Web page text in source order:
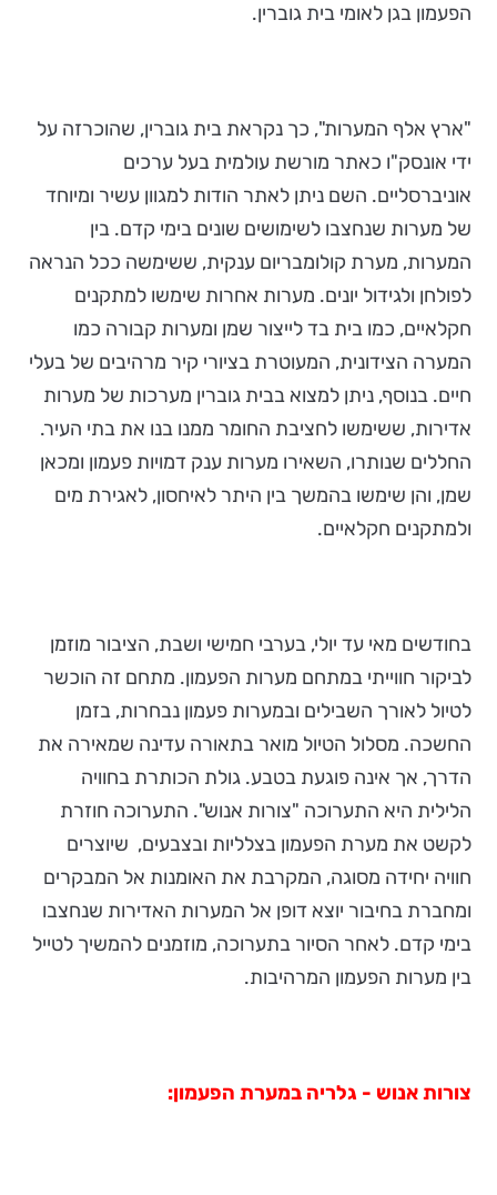
הפעמון בגן לאומי בית גוברין.
"ארץ אלף המערות", כך נקראת בית גוברין, שהוכרזה על
ידי אונסק"ו כאתר מורשת עולמית בעל ערכים
אוניברסליים. השם ניתן לאתר הודות למגוון עשיר ומיוחד
של מערות שנחצבו לשימושים שונים בימי קדם. בין
המערות, מערת קולומבריום ענקית, ששימשה ככל הנראה
לפולחן ולגידול יונים. מערות אחרות שימשו למתקנים
חקלאיים, כמו בית בד לייצור שמן ומערות קבורה כמו
המערה הצידונית, המעוטרת בציורי קיר מרהיבים של בעלי
חיים. בנוסף, ניתן למצוא בבית גוברין מערכות של מערות
אדירות, ששימשו לחציבת החומר ממנו בנו את בתי העיר.
החללים שנותרו, השאירו מערות ענק דמויות פעמון ומכאן
שמן, והן שימשו בהמשך בין היתר לאיחסון, לאגירת מים
ולמתקנים חקלאיים.
בחודשים מאי עד יולי, בערבי חמישי ושבת, הציבור מוזמן
לביקור חווייתי במתחם מערות הפעמון. מתחם זה הוכשר
לטיול לאורך השבילים ובמערות פעמון נבחרות, בזמן
החשכה. מסלול הטיול מואר בתאורה עדינה שמאירה את
הדרך, אך אינה פוגעת בטבע. גולת הכותרת בחוויה
הלילית היא התערוכה "צורות אנוש". התערוכה חוזרת
לקשט את מערת הפעמון בצלליות ובצבעים, שיוצרים
חוויה יחידה מסוגה, המקרבת את האומנות אל המבקרים
ומחברת בחיבור יוצא דופן אל המערות האדירות שנחצבו
בימי קדם. לאחר הסיור בתערוכה, מוזמנים להמשיך לטייל
בין מערות הפעמון המרהיבות.
צורות אנוש - גלריה במערת הפעמון: